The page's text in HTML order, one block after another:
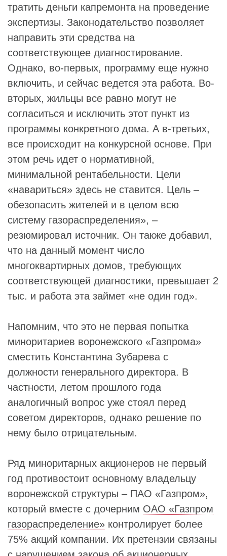
тратить деньги капремонта на проведение
экспертизы. Законодательство позволяет
направить эти средства на
соответствующее диагностирование.
Однако, во-первых, программу еще нужно
включить, и сейчас ведется эта работа. Во-
вторых, жильцы все равно могут не
согласиться и исключить этот пункт из
программы конкретного дома. А в-третьих,
все происходит на конкурсной основе. При
этом речь идет о нормативной,
минимальной рентабельности. Цели
«навариться» здесь не ставится. Цель –
обезопасить жителей и в целом всю
систему газораспределения», –
резюмировал источник. Он также добавил,
что на данный момент число
многоквартирных домов, требующих
соответствующей диагностики, превышает 2
тыс. и работа эта займет «не один год».
Напомним, что это не первая попытка
миноритариев воронежского «Газпрома»
сместить Константина Зубарева с
должности генерального директора. В
частности, летом прошлого года
аналогичный вопрос уже стоял перед
советом директоров, однако решение по
нему было отрицательным.
Ряд миноритарных акционеров не первый
год противостоит основному владельцу
воронежской структуры – ПАО «Газпром»,
который вместе с дочерним ОАО «Газпром
газораспределение» контролирует более
75% акций компании. Их претензии связаны